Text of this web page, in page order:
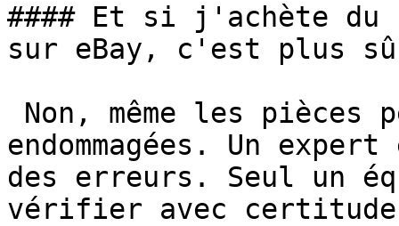
#### Et si j'achète
sur eBay, c'est plus
endommagées. Un
des erreurs. Seul un
vérifier avec